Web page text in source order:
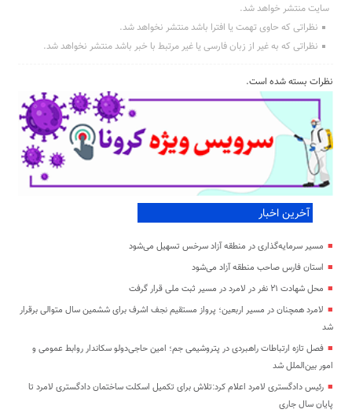
سایت منتشر خواهد شد.
نظراتی که حاوی تهمت یا افترا باشد منتشر نخواهد شد.
نظراتی که به غیر از زبان فارسی یا غیر مرتبط با خبر باشد منتشر نخواهد شد.
نظرات بسته شده است.
آخرین اخبار
مسیر سرمایه‌گذاری در منطقه آزاد سرخس تسهیل می‌شود
استان فارس صاحب منطقه آزاد می‌شود
محل شهادت ۲۱ نفر در لامرد در مسیر ثبت ملی قرار گرفت
لامرد همچنان در مسیر اربعین؛ پرواز مستقیم نجف اشرف برای ششمین سال متوالی برقرار
شد
فصل تازه ارتباطات راهبردی در پتروشیمی جم؛ امین حاجی‌دولو سکاندار روابط عمومی و
امور بین‌الملل شد
رئیس دادگستری لامرد اعلام کرد:تلاش برای تکمیل اسکلت ساختمان دادگستری لامرد تا
پایان سال جاری